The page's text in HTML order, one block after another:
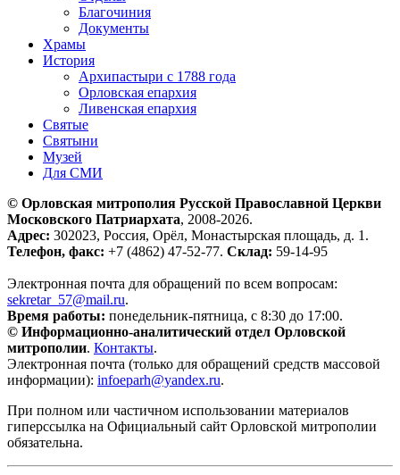
Благочиния
Документы
Храмы
История
Архипастыри с 1788 года
Орловская епархия
Ливенская епархия
Святые
Святыни
Музей
Для СМИ
© Орловская митрополия Русской Православной Церкви
Московского Патриархата, 2008-2026.
Адрес: 302023, Россия, Орёл, Монастырская площадь, д. 1.
Телефон, факс: +7 (4862) 47-52-77. Склад: 59-14-95
Электронная почта для обращений по всем вопросам:
sekretar_57@mail.ru.
Время работы: понедельник-пятница, с 8:30 до 17:00.
© Информационно-аналитический отдел Орловской
митрополии. Контакты.
Электронная почта (только для обращений средств массовой
информации): infoeparh@yandex.ru.
При полном или частичном использовании материалов
гиперссылка на Официальный сайт Орловской митрополии
обязательна.